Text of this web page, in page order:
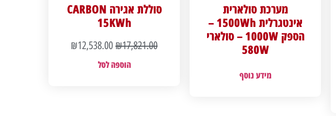
מערכת סולארית
אינטגרלית 1500Wh –
הספק 1000W – סולארי
580W
מידע נוסף
סוללת אגירה CARBON
15KWh
₪17,821.00
₪12,538.00
הוספה לסל